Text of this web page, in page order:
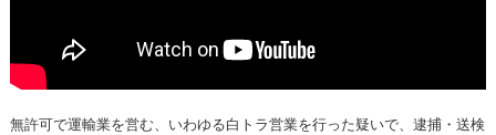
無許可で運輸業を営む、いわゆる白トラ営業を行った疑いで、逮捕・送検